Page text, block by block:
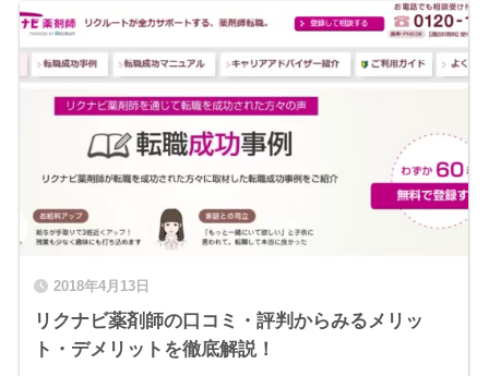
2018年4月13日
リクナビ薬剤師の口コミ・評判からみるメリッ
ト・デメリットを徹底解説！